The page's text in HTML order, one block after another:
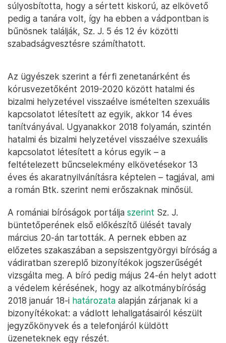
súlyosbította, hogy a sértett kiskorú, az elkövető
pedig a tanára volt, így ha ebben a vádpontban is
bűnösnek találják, Sz. J. 5 és 12 év közötti
szabadságvesztésre számíthatott.
Az ügyészek szerint a férfi zenetanárként és
kórusvezetőként 2019-2020 között hatalmi és
bizalmi helyzetével visszaélve ismételten szexuális
kapcsolatot létesített az egyik, akkor 14 éves
tanítványával. Ugyanakkor 2018 folyamán, szintén
hatalmi és bizalmi helyzetével visszaélve szexuális
kapcsolatot létesített a kórus egyik – a
feltételezett bűncselekmény elkövetésekor 13
éves és akaratnyilvánításra képtelen – tagjával, ami
a román Btk. szerint nemi erőszaknak minősül.
A romániai bíróságok portálja szerint Sz. J.
büntetőperének első előkészítő ülését tavaly
március 20-án tartották. A pernek ebben az
előzetes szakaszában a sepsiszentgyörgyi bíróság a
vádiratban szereplő bizonyítékok jogszerűségét
vizsgálta meg. A bíró pedig május 24-én helyt adott
a védelem kérésének, hogy az alkotmánybíróság
2018 január 18-i határozata alapján zárjanak ki a
bizonyítékokat: a vádlott lehallgatásairól készült
jegyzőkönyvek és a telefonjáról küldött
üzeneteknek egy részét.